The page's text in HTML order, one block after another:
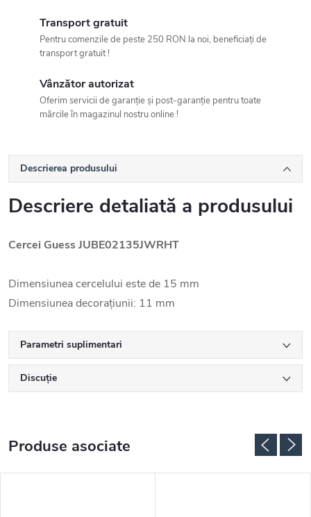
Transport gratuit
Pentru comenzile de peste 250 RON la noi, beneficiați de
transport gratuit !
Vânzător autorizat
Oferim servicii de garanție și post-garanție pentru toate
mărcile în magazinul nostru online !
Descrierea produsului
Descriere detaliată a produsului
Cercei Guess JUBE02135JWRHT
Dimensiunea cercelului este de 15 mm
Dimensiunea decorațiunii: 11 mm
Parametri suplimentari
Discuţie
Produse asociate